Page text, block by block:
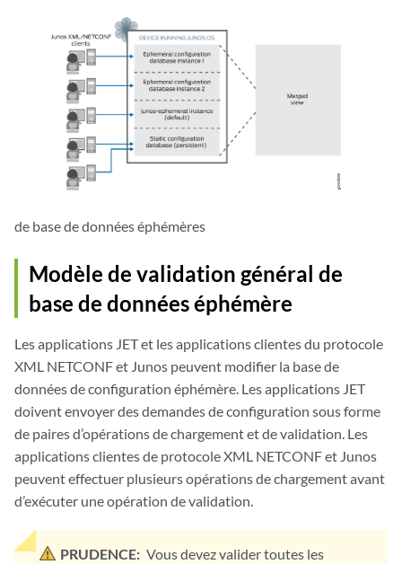
de base de données éphémères
Modèle de validation général de
base de données éphémère
Les applications JET et les applications clientes du protocole
XML NETCONF et Junos peuvent modifier la base de
données de configuration éphémère. Les applications JET
doivent envoyer des demandes de configuration sous forme
de paires d’opérations de chargement et de validation. Les
applications clientes de protocole XML NETCONF et Junos
peuvent effectuer plusieurs opérations de chargement avant
d’exécuter une opération de validation.
PRUDENCE: Vous devez valider toutes les